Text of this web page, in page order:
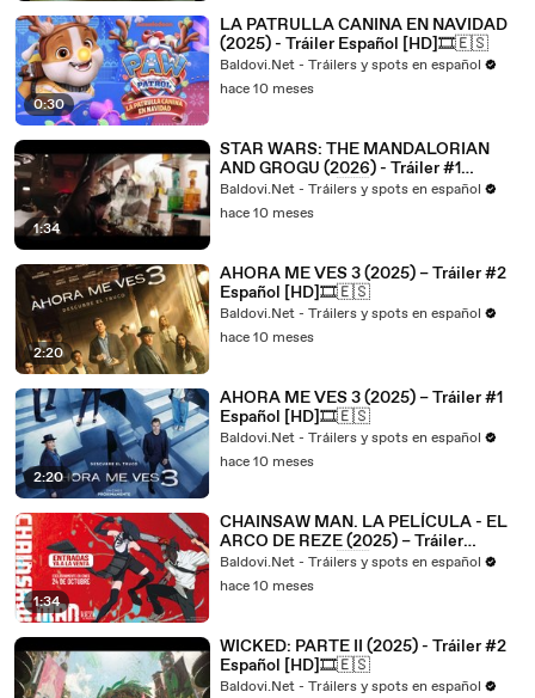
0:30
LA PATRULLA CANINA EN NAVIDAD
(2025) - Tráiler Español [HD]🎞️🇪🇸
Baldovi.Net - Tráilers y spots en español
hace 10 meses
1:34
STAR WARS: THE MANDALORIAN
AND GROGU (2026) - Tráiler #1
Español [HD]🎞️🇪🇸
Baldovi.Net - Tráilers y spots en español
hace 10 meses
2:20
AHORA ME VES 3 (2025) – Tráiler #2
Español [HD]🎞️🇪🇸
Baldovi.Net - Tráilers y spots en español
hace 10 meses
2:20
AHORA ME VES 3 (2025) – Tráiler #1
Español [HD]🎞️🇪🇸
Baldovi.Net - Tráilers y spots en español
hace 10 meses
1:34
CHAINSAW MAN. LA PELÍCULA - EL
ARCO DE REZE (2025) – Tráiler
Español [HD]🎞️🇪🇸
Baldovi.Net - Tráilers y spots en español
hace 10 meses
WICKED: PARTE II (2025) - Tráiler #2
Español [HD]🎞️🇪🇸
Baldovi.Net - Tráilers y spots en español